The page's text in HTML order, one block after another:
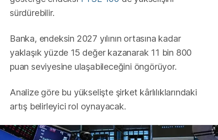
sürdürebilir.
Banka, endeksin 2027 yılının ortasına kadar
yaklaşık yüzde 15 değer kazanarak 11 bin 800
puan seviyesine ulaşabileceğini öngörüyor.
Analize göre bu yükselişte şirket kârlılıklarındaki
artış belirleyici rol oynayacak.